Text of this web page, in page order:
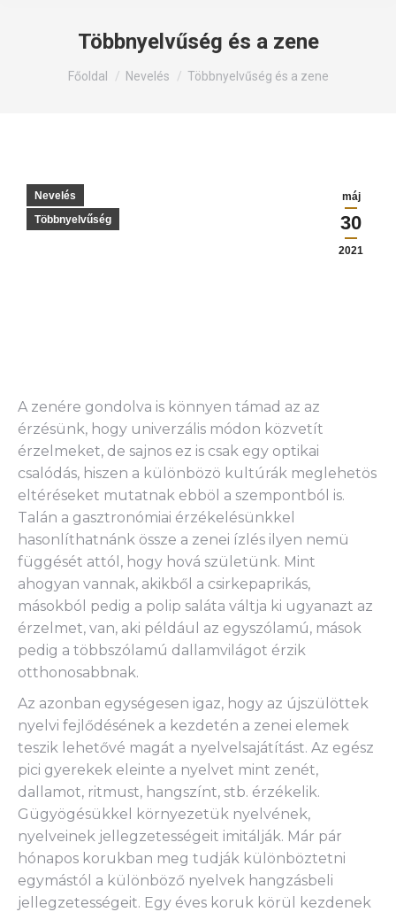
Többnyelvűség és a zene
Itt állsz:
Főoldal Nevelés Többnyelvűség és a zene
máj
30
2021
Nevelés
Többnyelvűség
A zenére gondolva is könnyen támad az az
érzésünk, hogy univerzális módon közvetít
érzelmeket, de sajnos ez is csak egy optikai
csalódás, hiszen a különbözö kultúrák meglehetös
eltéréseket mutatnak ebböl a szempontból is.
Talán a gasztronómiai érzékelésünkkel
hasonlíthatnánk össze a zenei ízlés ilyen nemü
függését attól, hogy hová születünk. Mint
ahogyan vannak, akikből a csirkepaprikás,
másokból pedig a polip saláta váltja ki ugyanazt az
érzelmet, van, aki például az egyszólamú, mások
pedig a többszólamú dallamvilágot érzik
otthonosabbnak.
Az azonban egységesen igaz, hogy az újszülöttek
nyelvi fejlődésének a kezdetén a zenei elemek
teszik lehetővé magát a nyelvelsajátítást. Az egész
pici gyerekek eleinte a nyelvet mint zenét,
dallamot, ritmust, hangszínt, stb. érzékelik.
Gügyögésükkel környezetük nyelvének,
nyelveinek jellegzetességeit imitálják. Már pár
hónapos korukban meg tudják különböztetni
egymástól a különböző nyelvek hangzásbeli
jellegzetességeit. Egy éves koruk körül kezdenek